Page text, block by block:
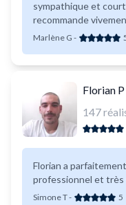
sympathique et
recommande
Marlène G -
Florian P
147
Florian a
professionnel et très
Simone T- 5